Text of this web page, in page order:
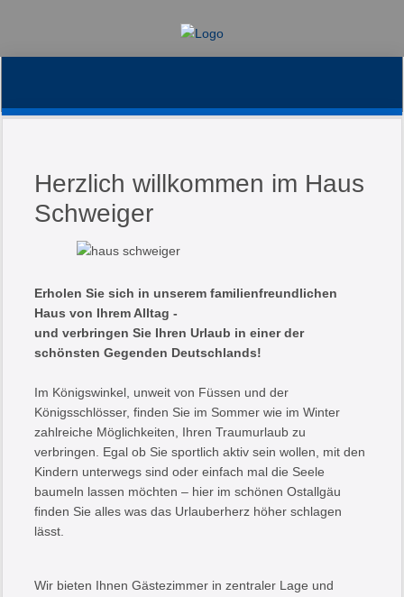
Herzlich willkommen im Haus
Schweiger
Erholen Sie sich in unserem familienfreundlichen
Haus von Ihrem Alltag -
und verbringen Sie Ihren Urlaub in einer der
schönsten Gegenden Deutschlands!
Im Königswinkel, unweit von Füssen und der
Königsschlösser, finden Sie im Sommer wie im Winter
zahlreiche Möglichkeiten, Ihren Traumurlaub zu
verbringen. Egal ob Sie sportlich aktiv sein wollen, mit den
Kindern unterwegs sind oder einfach mal die Seele
baumeln lassen möchten – hier im schönen Ostallgäu
finden Sie alles was das Urlauberherz höher schlagen
lässt.
Wir bieten Ihnen Gästezimmer in zentraler Lage und